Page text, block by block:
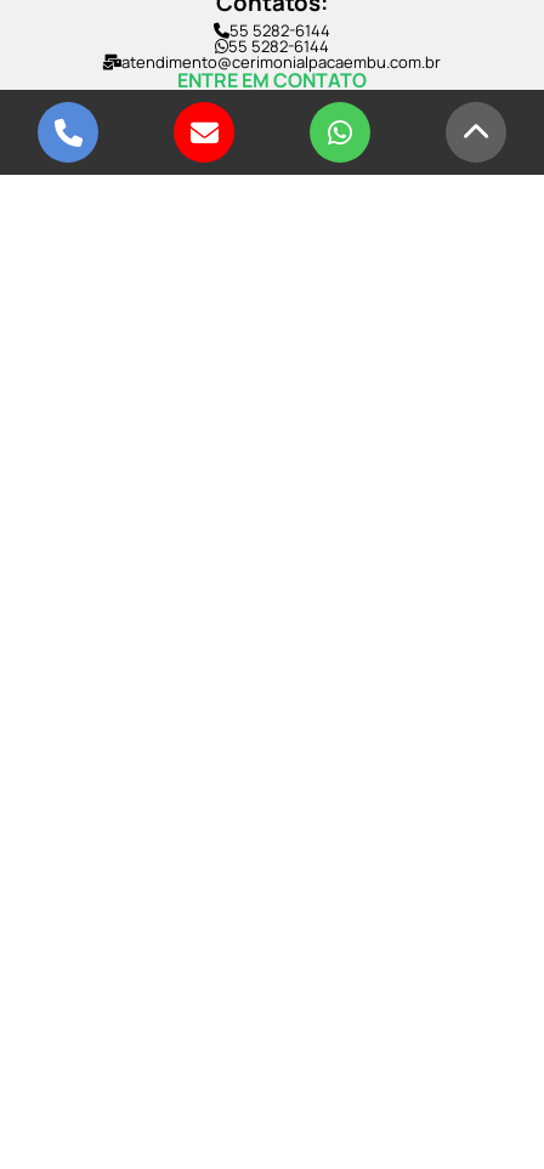
55 5282-6144
55 5282-6144
atendimento@cerimonialpacaembu.com.br
ENTRE EM CONTATO